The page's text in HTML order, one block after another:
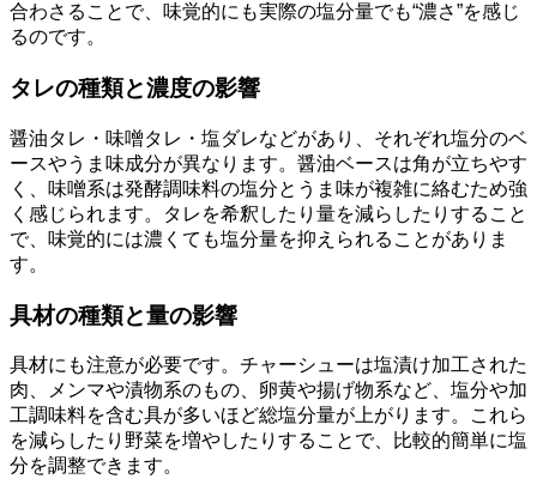
合わさることで、味覚的にも実際の塩分量でも“濃さ”を感じ
るのです。
タレの種類と濃度の影響
醤油タレ・味噌タレ・塩ダレなどがあり、それぞれ塩分のベ
ースやうま味成分が異なります。醤油ベースは角が立ちやす
く、味噌系は発酵調味料の塩分とうま味が複雑に絡むため強
く感じられます。タレを希釈したり量を減らしたりすること
で、味覚的には濃くても塩分量を抑えられることがありま
す。
具材の種類と量の影響
具材にも注意が必要です。チャーシューは塩漬け加工された
肉、メンマや漬物系のもの、卵黄や揚げ物系など、塩分や加
工調味料を含む具が多いほど総塩分量が上がります。これら
を減らしたり野菜を増やしたりすることで、比較的簡単に塩
分を調整できます。